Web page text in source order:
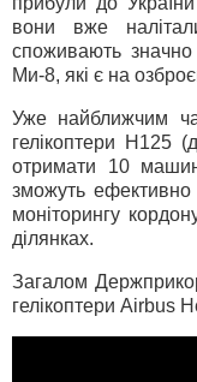
вони вже
споживають
Ми-8, які є на
Уже найближчим
гелікоптери Н125
отримати 10
зможуть ефективно
моніторингу
ділянках.
Загалом
гелікоптери Airbus